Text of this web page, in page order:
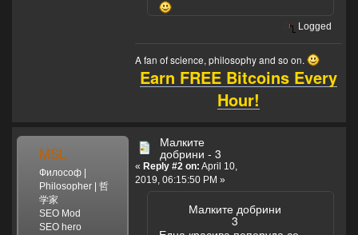
Logged
A fan of science, philosophy and so on.
Earn FREE Bitcoins Every
Hour!
MSL
Философ |
Philosopher | 哲
学家
SEO Mod
SEO hero
Малките
добрини - 3
« Reply #2 on: April 10,
2019, 06:15:50 PM »
Малките добрини
3